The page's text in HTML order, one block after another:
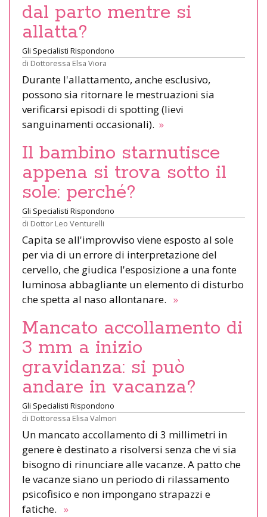
dal parto mentre si
allatta?
Gli Specialisti Rispondono
di Dottoressa Elsa Viora
Durante l'allattamento, anche esclusivo,
possono sia ritornare le mestruazioni sia
verificarsi episodi di spotting (lievi
sanguinamenti occasionali). »
Il bambino starnutisce
appena si trova sotto il
sole: perché?
Gli Specialisti Rispondono
di Dottor Leo Venturelli
Capita se all'improvviso viene esposto al sole
per via di un errore di interpretazione del
cervello, che giudica l'esposizione a una fonte
luminosa abbagliante un elemento di disturbo
che spetta al naso allontanare. »
Mancato accollamento di
3 mm a inizio
gravidanza: si può
andare in vacanza?
Gli Specialisti Rispondono
di Dottoressa Elisa Valmori
Un mancato accollamento di 3 millimetri in
genere è destinato a risolversi senza che vi sia
bisogno di rinunciare alle vacanze. A patto che
le vacanze siano un periodo di rilassamento
psicofisico e non impongano strapazzi e
fatiche. »